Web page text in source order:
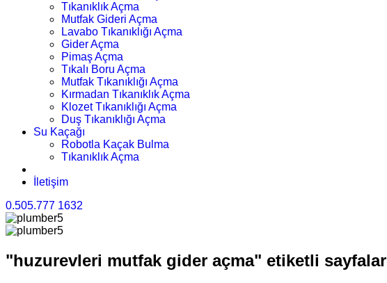
Tıkanıklık Açma
Mutfak Gideri Açma
Lavabo Tıkanıklığı Açma
Gider Açma
Pimaş Açma
Tıkalı Boru Açma
Mutfak Tıkanıklığı Açma
Kırmadan Tıkanıklık Açma
Klozet Tıkanıklığı Açma
Duş Tıkanıklığı Açma
Su Kaçağı
Robotla Kaçak Bulma
Tıkanıklık Açma
İletişim
0.505.777 1632
"huzurevleri mutfak gider açma" etiketli sayfalar